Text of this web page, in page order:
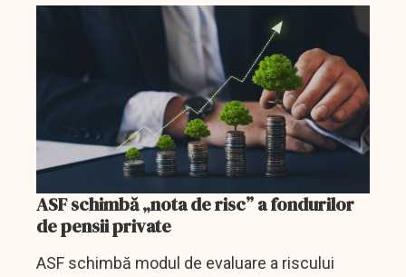
ASF schimbă „nota de risc” a fondurilor
de pensii private
ASF schimbă modul de evaluare a riscului